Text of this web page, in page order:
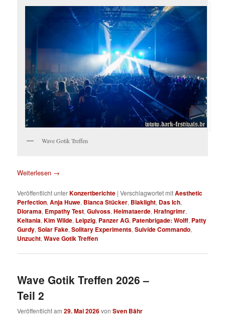
Wave Gotik Treffen
Weiterlesen →
Veröffentlicht unterKonzertberichte |Verschlagwortet mitAesthetic
Perfection,Anja Huwe, Bianca Stücker, Blaklight, Das Ich,
Diorama, Empathy Test,Gulvoss,Heimataerde,Hrafngrimr,
Keltania,Kim Wilde, Leipzig, Panzer AG, Patenbrigade: Wolff, Patty
Gurdy,Solar Fake,Solitary Experiments,Suivide Commando,
Unzucht,Wave Gotik Treffen
Wave Gotik Treffen 2026 –
Teil 2
Veröffentlicht am29. Mai 2026vonSven Bähr